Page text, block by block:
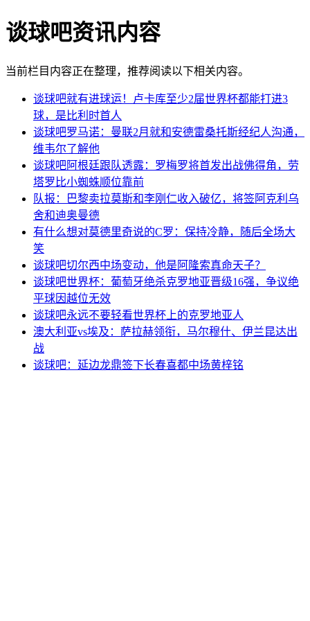
谈球吧资讯内容
当前栏目内容正在整理，推荐阅读以下相关内容。
谈球吧就有进球运！卢卡库至少2届世界杯都能打进3
球，是比利时首人
谈球吧罗马诺：曼联2月就和安德雷桑托斯经纪人沟通，
维韦尔了解他
谈球吧阿根廷跟队透露：罗梅罗将首发出战佛得角，劳
塔罗比小蜘蛛顺位靠前
队报：巴黎卖拉莫斯和李刚仁收入破亿，将签阿克利乌
舍和迪奥曼德
有什么想对莫德里奇说的C罗：保持冷静，随后全场大
笑
谈球吧切尔西中场变动，他是阿隆索真命天子？
谈球吧世界杯：葡萄牙绝杀克罗地亚晋级16强，争议绝
平球因越位无效
谈球吧永远不要轻看世界杯上的克罗地亚人
澳大利亚vs埃及：萨拉赫领衔，马尔穆什、伊兰昆达出
战
谈球吧：延边龙鼎签下长春喜都中场黄梓铭